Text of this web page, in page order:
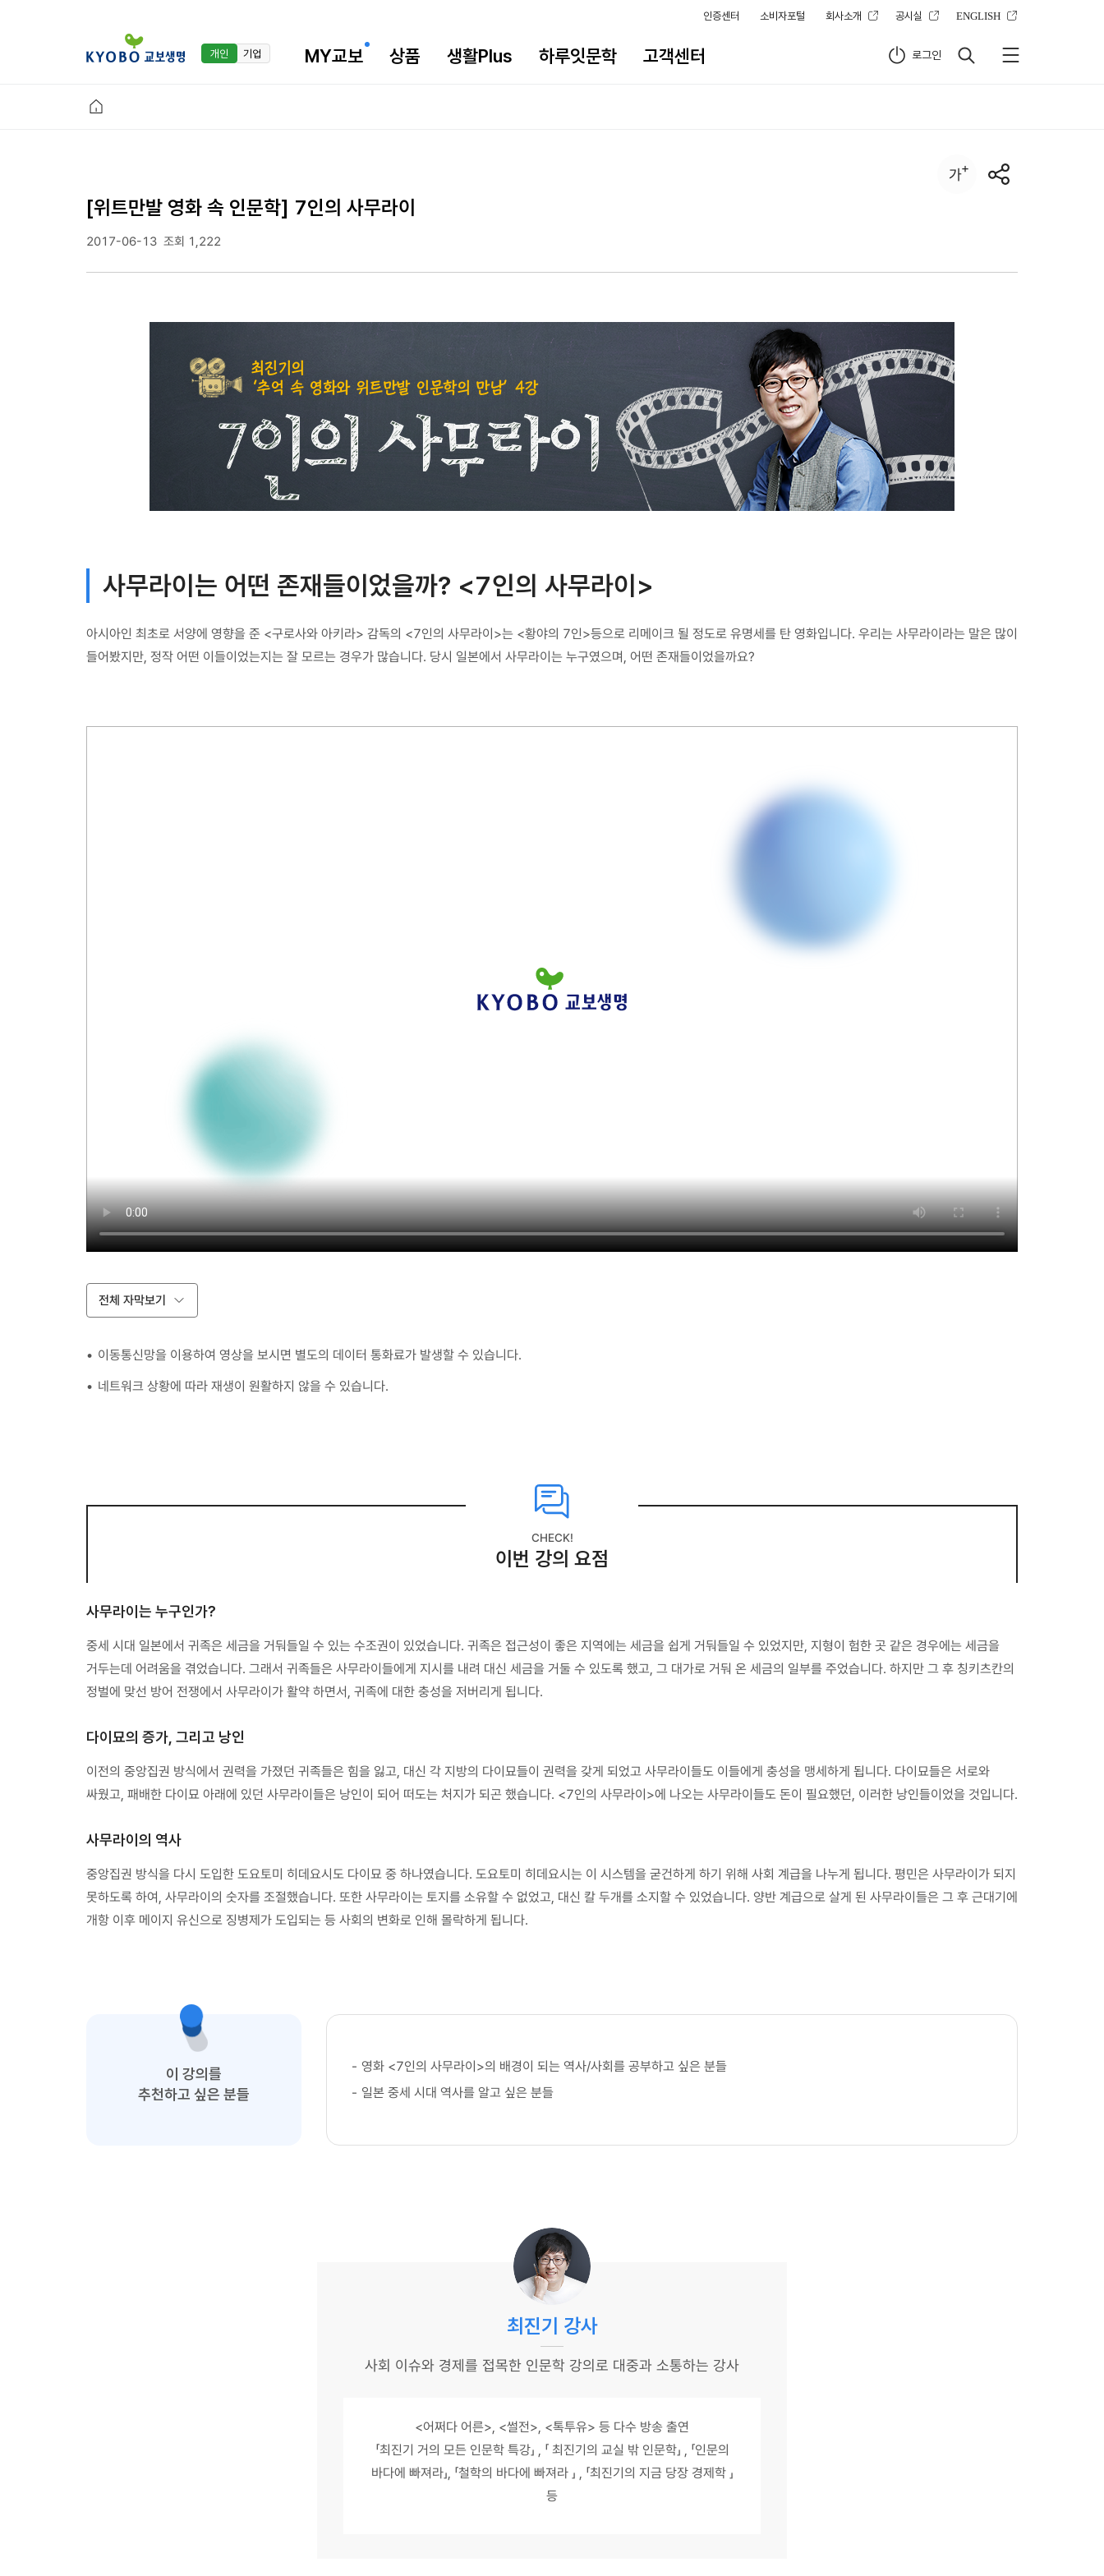
인증센터 소비자포털 회사소개 공시실 ENGLISH
개인 기업 MY교보 상품 생활Plus 하루잇문학 고객센터 로그인
[위트만발 영화 속 인문학] 7인의 사무라이
2017-06-13 조회 1,222
사무라이는 어떤 존재들이었을까? <7인의 사무라이>
아시아인 최초로 서양에 영향을 준 <구로사와 아키라> 감독의 <7인의 사무라이>는 <황야의 7인>등으로 리메이크 될 정도로 유명세를 탄 영화입니다. 우리는 사무라이라는 말은 많이
들어봤지만, 정작 어떤 이들이었는지는 잘 모르는 경우가 많습니다. 당시 일본에서 사무라이는 누구였으며, 어떤 존재들이었을까요?
전체 자막보기
이동통신망을 이용하여 영상을 보시면 별도의 데이터 통화료가 발생할 수 있습니다.
네트워크 상황에 따라 재생이 원활하지 않을 수 있습니다.
CHECK!
이번 강의 요점
사무라이는 누구인가?
중세 시대 일본에서 귀족은 세금을 거둬들일 수 있는 수조권이 있었습니다. 귀족은 접근성이 좋은 지역에는 세금을 쉽게 거둬들일 수 있었지만, 지형이 험한 곳 같은 경우에는 세금을
거두는데 어려움을 겪었습니다. 그래서 귀족들은 사무라이들에게 지시를 내려 대신 세금을 거둘 수 있도록 했고, 그 대가로 거둬 온 세금의 일부를 주었습니다. 하지만 그 후 칭키츠칸의
정벌에 맞선 방어 전쟁에서 사무라이가 활약 하면서, 귀족에 대한 충성을 저버리게 됩니다.
다이묘의 증가, 그리고 낭인
이전의 중앙집권 방식에서 권력을 가졌던 귀족들은 힘을 잃고, 대신 각 지방의 다이묘들이 권력을 갖게 되었고 사무라이들도 이들에게 충성을 맹세하게 됩니다. 다이묘들은 서로와
싸웠고, 패배한 다이묘 아래에 있던 사무라이들은 낭인이 되어 떠도는 처지가 되곤 했습니다. <7인의 사무라이>에 나오는 사무라이들도 돈이 필요했던, 이러한 낭인들이었을 것입니다.
사무라이의 역사
중앙집권 방식을 다시 도입한 도요토미 히데요시도 다이묘 중 하나였습니다. 도요토미 히데요시는 이 시스템을 굳건하게 하기 위해 사회 계급을 나누게 됩니다. 평민은 사무라이가 되지
못하도록 하여, 사무라이의 숫자를 조절했습니다. 또한 사무라이는 토지를 소유할 수 없었고, 대신 칼 두개를 소지할 수 있었습니다. 양반 계급으로 살게 된 사무라이들은 그 후 근대기에
개항 이후 메이지 유신으로 징병제가 도입되는 등 사회의 변화로 인해 몰락하게 됩니다.
이 강의를
추천하고 싶은 분들
- 영화 <7인의 사무라이>의 배경이 되는 역사/사회를 공부하고 싶은 분들
- 일본 중세 시대 역사를 알고 싶은 분들
최진기 강사
사회 이슈와 경제를 접목한 인문학 강의로 대중과 소통하는 강사
<어쩌다 어른>, <썰전>, <톡투유> 등 다수 방송 출연
「최진기 거의 모든 인문학 특강」 , 「 최진기의 교실 밖 인문학」 , 「인문의
바다에 빠져라」, 「철학의 바다에 빠져라 」 , 「최진기의 지금 당장 경제학 」
등